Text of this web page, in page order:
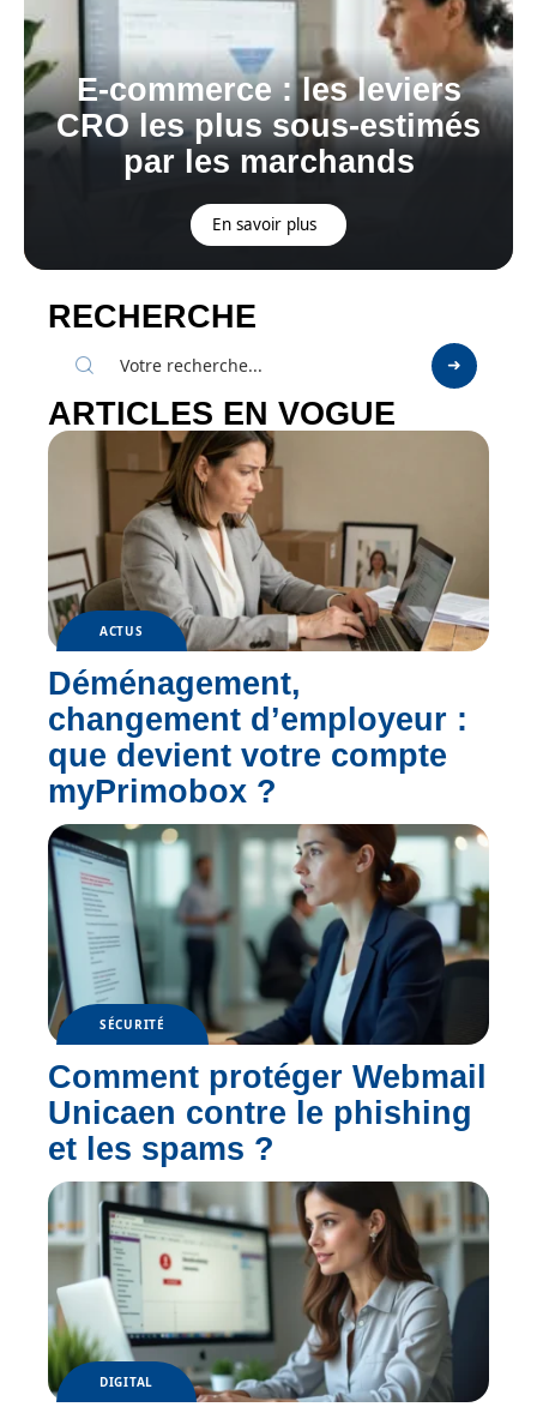
E-commerce : les leviers
CRO les plus sous-estimés
par les marchands
En savoir plus
RECHERCHE
ARTICLES EN VOGUE
ACTUS
Déménagement,
changement d’employeur :
que devient votre compte
myPrimobox ?
SÉCURITÉ
Comment protéger Webmail
Unicaen contre le phishing
et les spams ?
DIGITAL